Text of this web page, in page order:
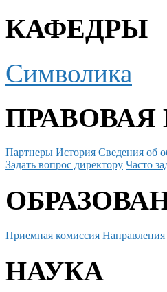
КАФЕДРЫ
Символика
Партнеры История Сведения об
Задать вопрос директору Часто
Приемная комиссия Направления
НАУКА